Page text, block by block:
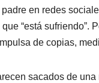
en redes
“está sufriendo”.
de copias,
sacados de